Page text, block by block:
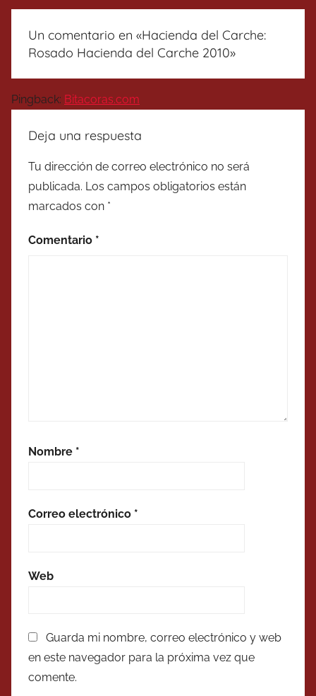
Un comentario en «Hacienda del Carche:
Rosado Hacienda del Carche 2010»
Pingback: Bitacoras.com
Deja una respuesta
Tu dirección de correo electrónico no será
publicada. Los campos obligatorios están
marcados con *
Comentario *
Nombre *
Correo electrónico *
Web
Guarda mi nombre, correo electrónico y web
en este navegador para la próxima vez que
comente.